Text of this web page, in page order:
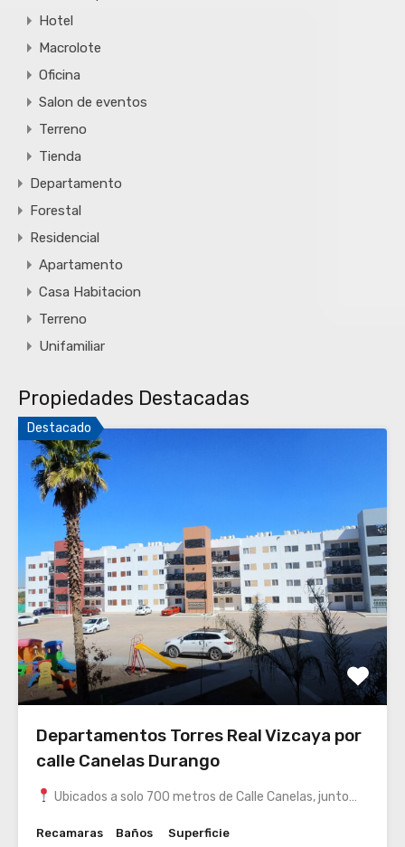
Hotel
Macrolote
Oficina
Salon de eventos
Terreno
Tienda
Departamento
Forestal
Residencial
Apartamento
Casa Habitacion
Terreno
Unifamiliar
Propiedades Destacadas
Destacado
Departamentos Torres Real Vizcaya por
calle Canelas Durango
Ubicados a solo 700 metros de Calle Canelas, junto…
Recamaras
Baños
Superficie